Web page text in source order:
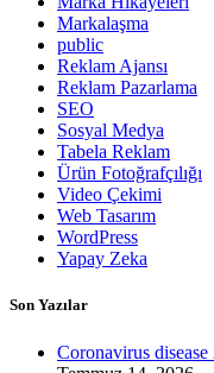
Markalaşma
public
Reklam Ajansı
Reklam Pazarlama
SEO
Sosyal Medya
Tabela Reklam
Ürün Fotoğrafçılığı
Video Çekimi
Web Tasarım
WordPress
Yapay Zeka
Son Yazılar
Coronavirus disease